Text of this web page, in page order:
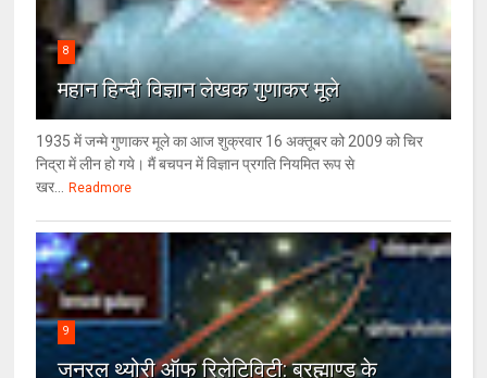
8
महान हिन्दी विज्ञान लेखक गुणाकर मूले
1935 में जन्मे गुणाकर मूले का आज शुक्रवार 16 अक्तूबर को 2009 को चिर
निद्रा में लीन हो गये। मैं बचपन में विज्ञान प्रगति नियमित रूप से
खर...
Readmore
9
जनरल थ्‍योरी ऑफ रिलेटिविटी: ब्रह्माण्‍ड के